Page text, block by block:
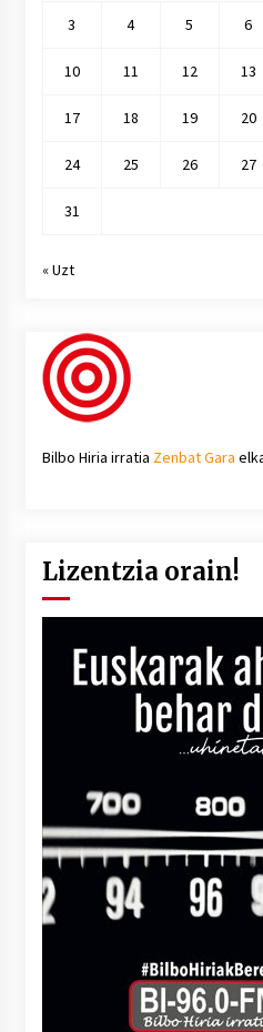
3 4 5 6
10 11 12 13
17 18 19 20
24 25 26 27
31
« Uzt
Bilbo Hiria irratia Zenbat Gara
Lizentzia orain!